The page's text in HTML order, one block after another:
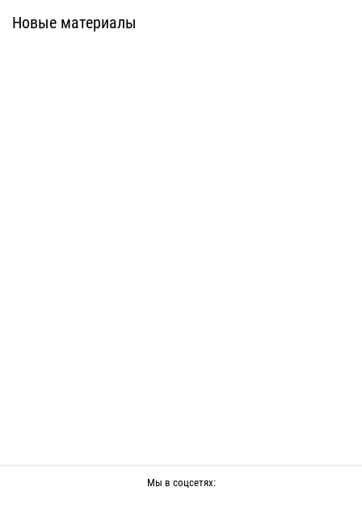
Новые материалы
Мы в соцсетях: